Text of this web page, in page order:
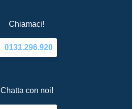
Chiamaci!
0131.296.920
Chatta con noi!